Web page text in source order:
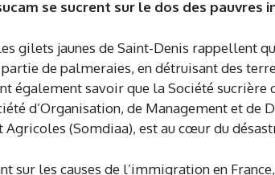
se sucrent sur le dos des pauvres
gilets jaunes de Saint-Denis rappellent
de palmeraies, en détruisant des
également savoir que la Société sucrière
d’Organisation, de Management et de
(Somdiaa), est au cœur du